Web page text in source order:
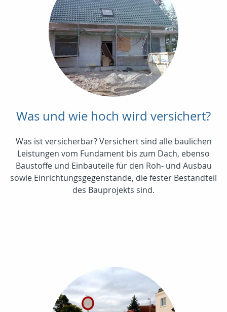
Was und wie hoch wird versichert?
Was ist versicherbar? Versichert sind alle baulichen
Leistungen vom Fundament bis zum Dach, ebenso
Baustoffe und Einbauteile für den Roh- und Ausbau
sowie Einrichtungsgegenstände, die fester Bestandteil
des Bauprojekts sind.